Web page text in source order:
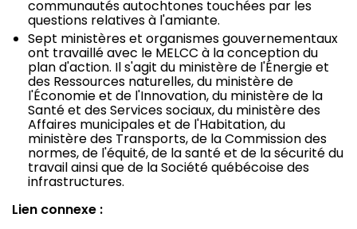
communautés autochtones touchées par les
questions relatives à l'amiante.
Sept ministères et organismes gouvernementaux
ont travaillé avec le MELCC à la conception du
plan d'action. Il s'agit du ministère de l'Énergie et
des Ressources naturelles, du ministère de
l'Économie et de l'Innovation, du ministère de la
Santé et des Services sociaux, du ministère des
Affaires municipales et de l'Habitation, du
ministère des Transports, de la Commission des
normes, de l'équité, de la santé et de la sécurité du
travail ainsi que de la Société québécoise des
infrastructures.
Lien connexe :